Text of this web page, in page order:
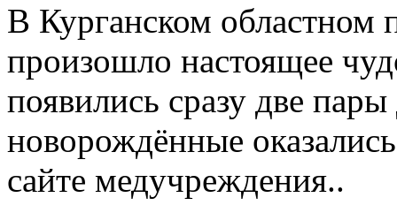
В Курганском областном
произошло настоящее
появились сразу две
новорождённые
сайте медучреждения..